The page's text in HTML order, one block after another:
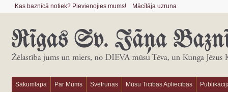
Kas baznīcā notiek? Pievienojies mums! Mācītāja uzruna
Sākumlapa Par Mums Svētrunas Mūsu Ticības Apliecības